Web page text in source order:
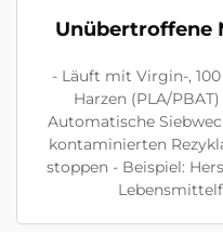
Unübertroffene
- Läuft mit Virgin-,
Harzen (PLA/
Automatische
kontaminierten
stoppen - Beispiel: